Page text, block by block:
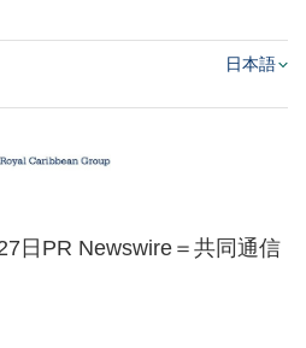
日本語
日PR Newswire＝共同通信